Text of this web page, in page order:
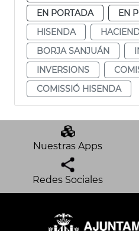
EN PORTADA
EN
HISENDA
BORJA SANJUÁN
INVERSIONS
COMISSIÓ HISENDA
Nuestras Apps
Redes Sociales